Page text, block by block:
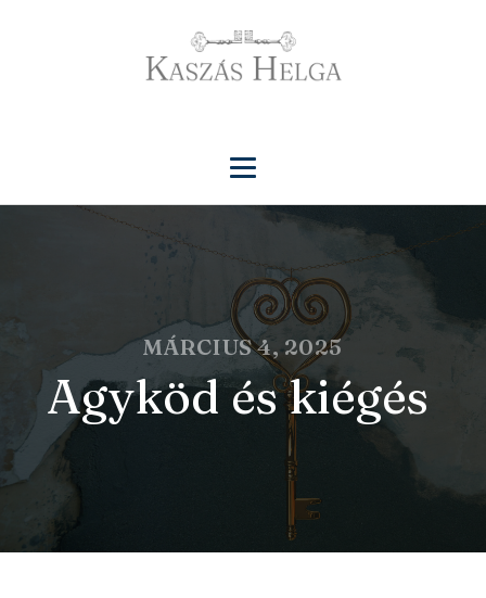
MÁRCIUS 4, 2025
Agyköd és kiégés